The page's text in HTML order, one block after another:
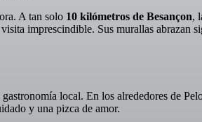
A tan solo 10 kilómetros de Besançon,
imprescindible. Sus murallas abrazan
local. En los alrededores de
y una pizca de amor.